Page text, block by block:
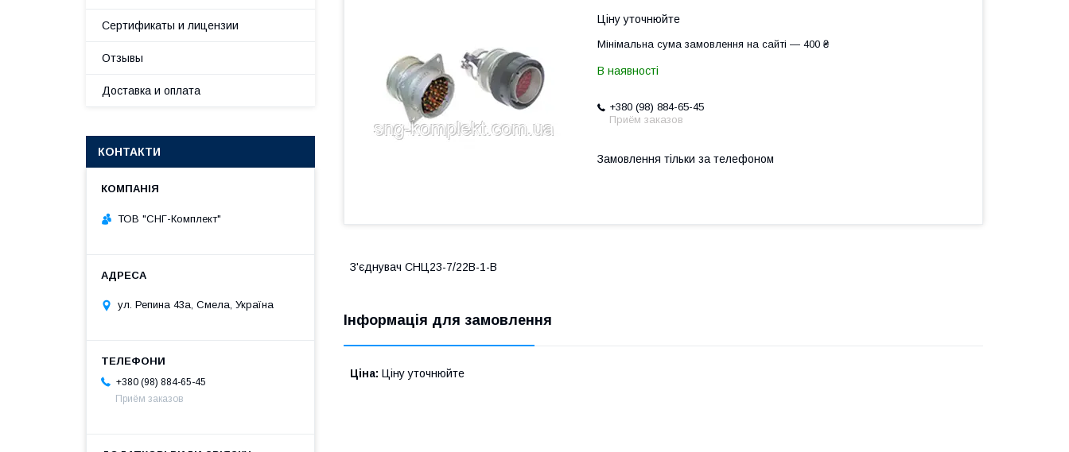
Ціну уточнюйте
Мінімальна сума замовлення на сайті — 400 ₴
В наявності
+380 (98) 884-65-45
Приём заказов
Замовлення тільки за телефоном
З'єднувач СНЦ23-7/22В-1-В
Інформація для замовлення
Ціна: Ціну уточнюйте
Сертификаты и лицензии
Отзывы
Доставка и оплата
КОНТАКТИ
ТОВ "СНГ-Комплект"
ул. Репина 43а, Смела, Україна
+380 (98) 884-65-45
Приём заказов